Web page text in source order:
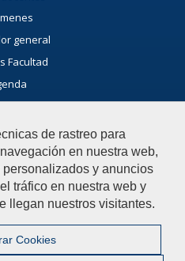
de rastreo para
en nuestra web,
y anuncios
tráfico en nuestra web y
llegan nuestros visitantes.
Cookies
general
Facultad
de la Universidad
de Ciencias Sociales con
e iniciativas!